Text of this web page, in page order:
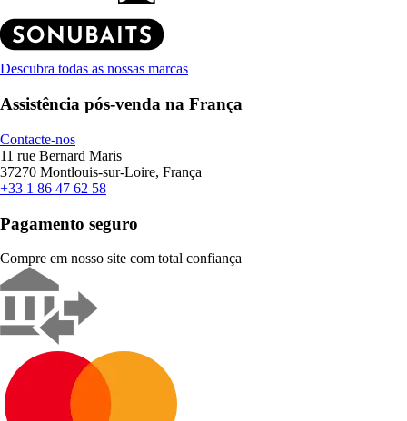
Descubra todas as nossas marcas
Assistência pós-venda na França
Contacte-nos
11 rue Bernard Maris
37270 Montlouis-sur-Loire, França
+33 1 86 47 62 58
Pagamento seguro
Compre em nosso site com total confiança